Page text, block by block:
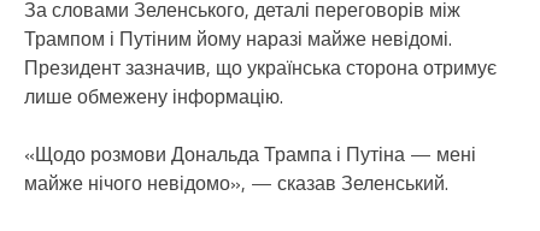
За словами Зеленського, деталі переговорів між
Трампом і Путіним йому наразі майже невідомі.
Президент зазначив, що українська сторона отримує
лише обмежену інформацію.
«Щодо розмови Дональда Трампа і Путіна — мені
майже нічого невідомо», — сказав Зеленський.